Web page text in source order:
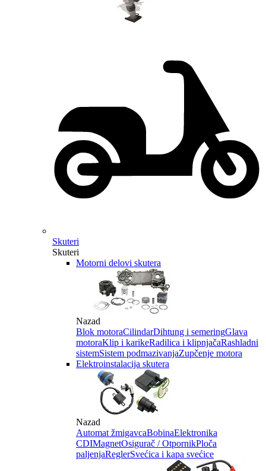
Skuteri
Skuteri
Motorni delovi skutera
Nazad
Blok motoraCilindarDihtung i semeringGlava
motoraKlip i karikeRadilica i klipnjačaRashladni
sistemSistem podmazivanjaZupčenje motora
Elektroinstalacija skutera
Nazad
Automat žmigavcaBobinaElektronika
CDIMagnetOsigurač / OtpornikPloča
paljenjaReglerSvećica i kapa svećice